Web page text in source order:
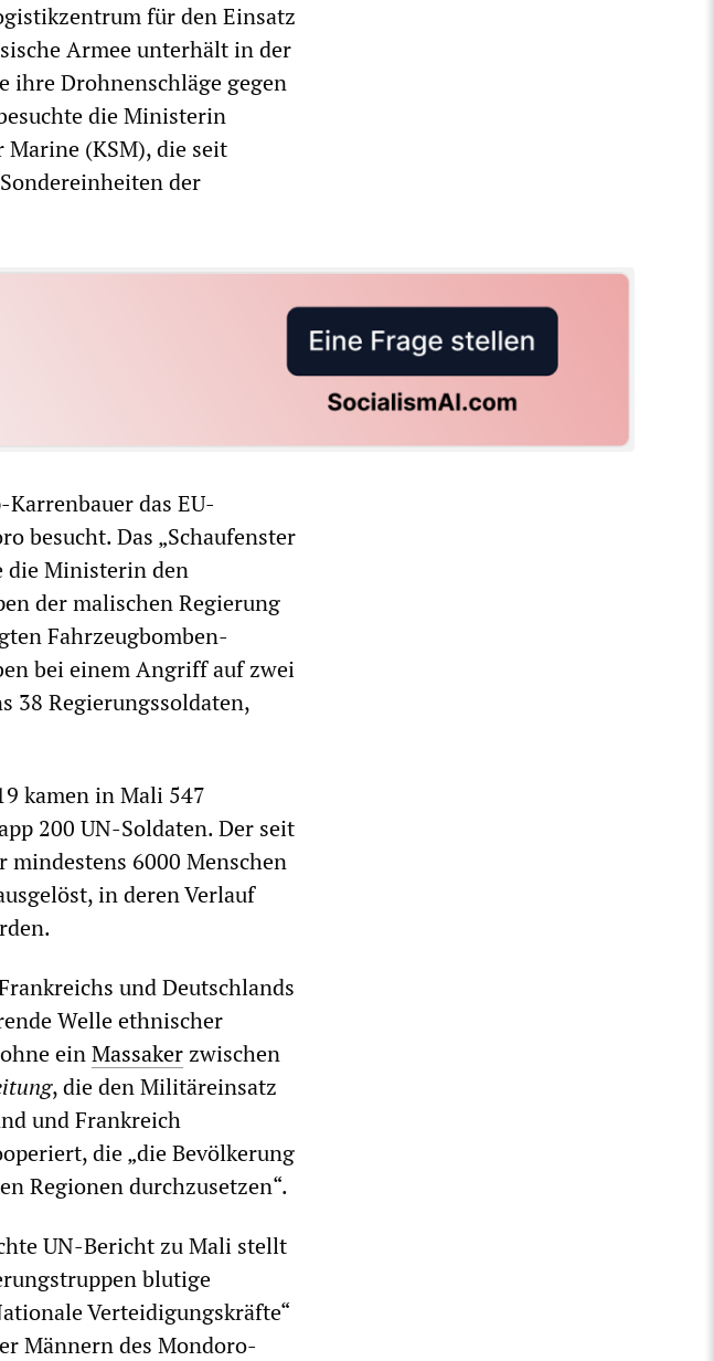
für den Einsatz
Armee unterhält in der
ihre Drohnenschläge gegen
die Ministerin
Marine (KSM), die seit
der
das EU-
besucht. Das „Schaufenster
die Ministerin den
der malischen Regierung
Fahrzeugbomben-
bei einem Angriff auf zwei
38 Regierungssoldaten,
kamen in Mali 547
200 UN-Soldaten. Der seit
mindestens 6000 Menschen
in deren Verlauf
und Deutschlands
Welle ethnischer
einMassaker zwischen
, die den Militäreinsatz
und Frankreich
die „die Bevölkerung
Regionen durchzusetzen“.
UN-Bericht zu Mali stellt
blutige
Verteidigungskräfte“
Männern des Mondoro-